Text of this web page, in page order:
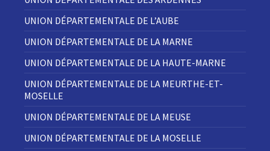
UNION DÉPARTEMENTALE DE L’AUBE
UNION DÉPARTEMENTALE DE LA MARNE
UNION DÉPARTEMENTALE DE LA HAUTE-MARNE
UNION DÉPARTEMENTALE DE LA MEURTHE-ET-
MOSELLE
UNION DÉPARTEMENTALE DE LA MEUSE
UNION DÉPARTEMENTALE DE LA MOSELLE